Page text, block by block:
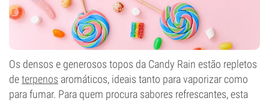
Os densos e generosos topos da Candy Rain estão repletos
deterpenos aromáticos, ideais tanto para vaporizar como
para fumar. Para quem procura sabores refrescantes, esta